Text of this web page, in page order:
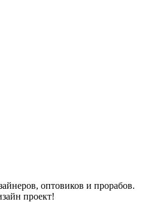
оптовиков и прорабов.
проект!